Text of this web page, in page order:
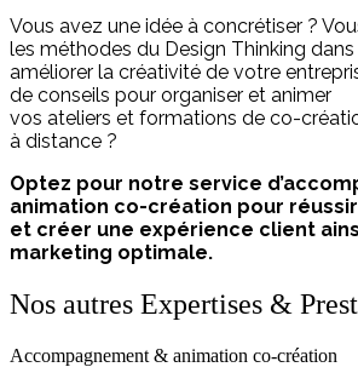
Vous avez une idée à concrétiser ?
les méthodes du Design Thinking
améliorer la créativité de votre
de conseils pour organiser et animer
vos ateliers et formations de co-
à distance ?
Optez pour notre service
animation co-création pour
et créer une expérience client
marketing optimale.
Nos autres Expertises &
Accompagnement & animation co-création